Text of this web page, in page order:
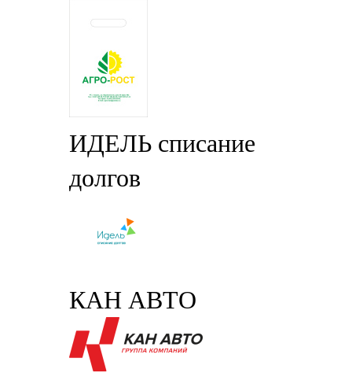
ИДЕЛЬ списание
долгов
КАН АВТО